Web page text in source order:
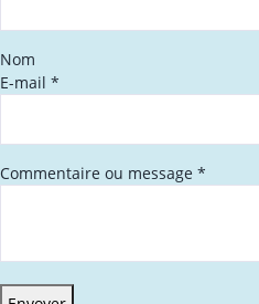
Nom
E-mail *
Commentaire ou message *